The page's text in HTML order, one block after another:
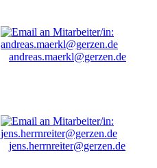
andreas.maerkl@gerzen.de
jens.herrnreiter@gerzen.de